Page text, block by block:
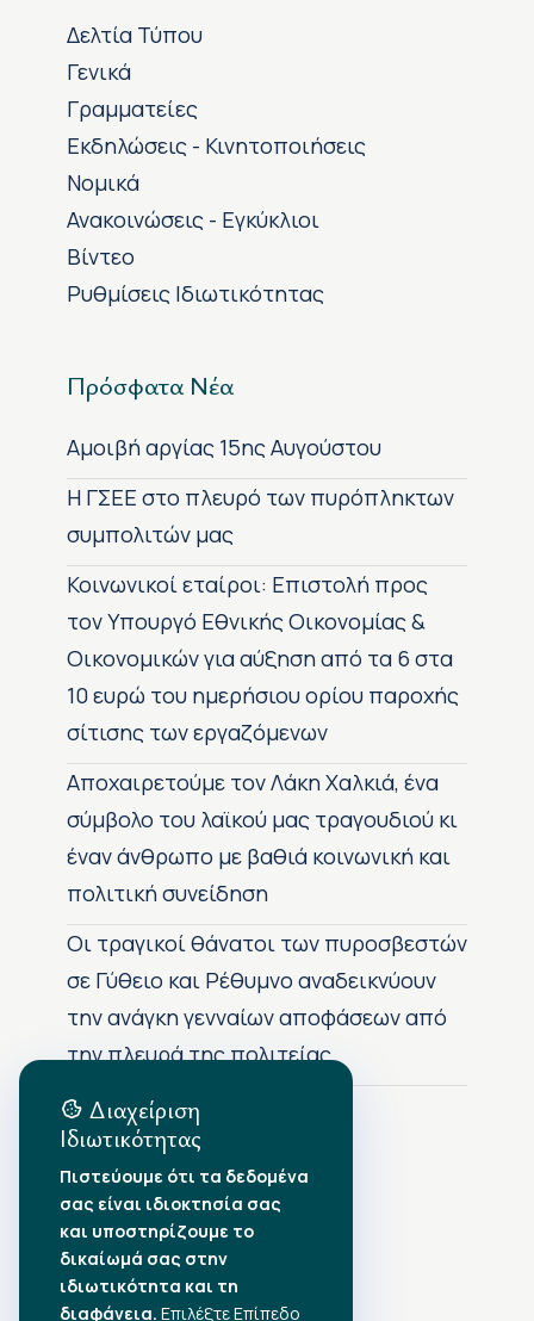
Δελτία Τύπου
Γενικά
Γραμματείες
Εκδηλώσεις - Κινητοποιήσεις
Νομικά
Ανακοινώσεις - Εγκύκλιοι
Βίντεο
Ρυθμίσεις Ιδιωτικότητας
Πρόσφατα Νέα
Αμοιβή αργίας 15ης Αυγούστου
H ΓΣΕΕ στο πλευρό των πυρόπληκτων
συμπολιτών μας
Κοινωνικοί εταίροι: Επιστολή προς
τον Υπουργό Εθνικής Οικονομίας &
Οικονομικών για αύξηση από τα 6 στα
10 ευρώ του ημερήσιου ορίου παροχής
σίτισης των εργαζόμενων
Αποχαιρετούμε τον Λάκη Χαλκιά, ένα
σύμβολο του λαϊκού μας τραγουδιού κι
έναν άνθρωπο με βαθιά κοινωνική και
πολιτική συνείδηση
Οι τραγικοί θάνατοι των πυροσβεστών
σε Γύθειο και Ρέθυμνο αναδεικνύουν
την ανάγκη γενναίων αποφάσεων από
την πλευρά της πολιτείας
Αρχείο Δημοσιεύσεων
•Αύγουστος 2026
•Ιούλιος 2026
•Ιούνιος 2026
•Μάιος 2026
•
Διαχείριση
Ιδιωτικότητας
Πιστεύουμε ότι τα δεδομένα
σας είναι ιδιοκτησία σας
και υποστηρίζουμε το
δικαίωμά σας στην
ιδιωτικότητα και τη
διαφάνεια. Επιλέξτε Επίπεδο